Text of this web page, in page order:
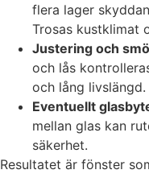
flera lager
Trosas kustklimat
Justering och
och lås
och lång livslängd.
Eventuellt
mellan glas kan
säkerhet.
Resultatet är fönster